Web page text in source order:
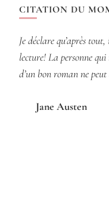
CITATION DU
Je déclare qu’après
lecture! La personne
d’un bon roman ne peut
Jane Austen